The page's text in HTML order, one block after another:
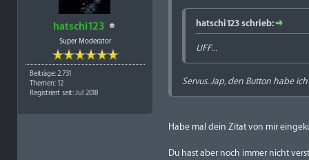
hatschi123
Super Moderator
Beiträge: 2.731
Themen: 12
Registriert seit: Jul 2018
hatschi123 schrieb:
UFF...
Servus. Jap, den Button habe
Habe mal dein Zitat von mir
Du hast aber noch immer nicht